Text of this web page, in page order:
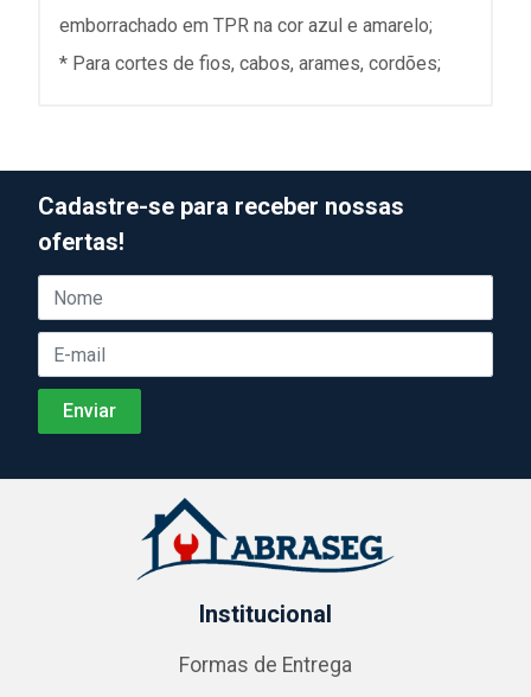
emborrachado em TPR na cor azul e amarelo;
* Para cortes de fios, cabos, arames, cordões;
Cadastre-se para receber nossas
ofertas!
Institucional
Formas de Entrega